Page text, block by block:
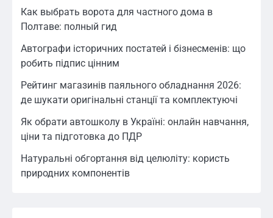
Как выбрать ворота для частного дома в
Полтаве: полный гид
Автографи історичних постатей і бізнесменів: що
робить підпис цінним
Рейтинг магазинів паяльного обладнання 2026:
де шукати оригінальні станції та комплектуючі
Як обрати автошколу в Україні: онлайн навчання,
ціни та підготовка до ПДР
Натуральні обгортання від целюліту: користь
природних компонентів